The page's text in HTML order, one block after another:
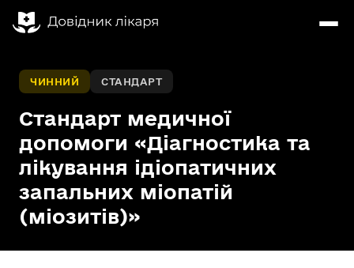
ЧИННИЙ СТАНДАРТ
Стандарт медичної
допомоги «Діагностика та
лікування ідіопатичних
запальних міопатій
(міозитів)»